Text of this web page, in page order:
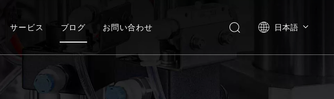
サービス ブログ お問い合わせ 日本語
العربية